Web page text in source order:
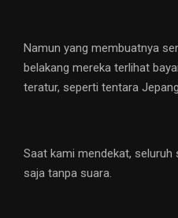
Namun yang membuatnya
belakang mereka terlihat
teratur, seperti tentara
Saat kami mendekat,
saja tanpa suara.